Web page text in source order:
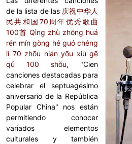
de la lista de las 庆祝中华人
民共和国70周年优秀歌曲
100首 Qìng zhù zhōng huá
rén mín gòng hé guó chéng
lì 70 zhōu nián yōu xiù gē
qǔ 100 shǒu, "Cien
canciones destacadas para
celebrar el septuagésimo
aniversario de la República
Popular China" nos están
permitiendo conocer
variados elementos
culturales y también